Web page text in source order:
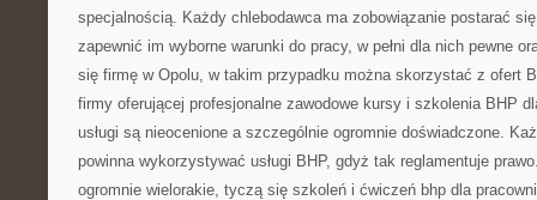
specjalnością. Każdy chlebodawca ma zobowiązanie postarać
zapewnić im wyborne warunki do pracy, w pełni dla nich pewne
się firmę w Opolu, w takim przypadku można skorzystać z ofert
firmy oferującej profesjonalne zawodowe kursy i szkolenia BHP
usługi są nieocenione a szczególnie ogromnie doświadczone.
powinna wykorzystywać usługi BHP, gdyż tak reglamentuje
ogromnie wielorakie, tyczą się szkoleń i ćwiczeń bhp dla